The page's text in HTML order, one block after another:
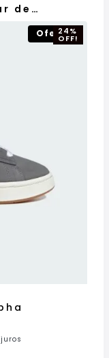
de…
Oferta!
24%
OFF!